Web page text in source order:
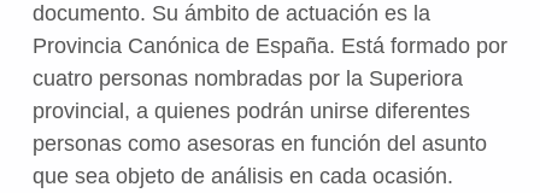
documento. Su ámbito de actuación es la
Provincia Canónica de España. Está formado por
cuatro personas nombradas por la Superiora
provincial, a quienes podrán unirse diferentes
personas como asesoras en función del asunto
que sea objeto de análisis en cada ocasión.